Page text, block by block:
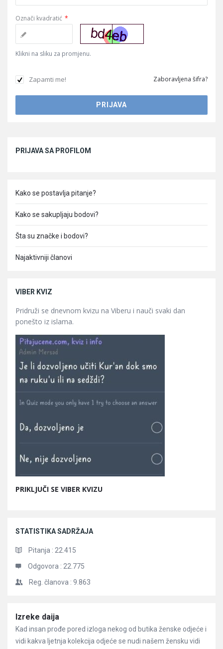
Označi kvadratić *
Klikni na sliku za promjenu.
Zapamti me! Zaboravljena šifra?
PRIJAVA SA PROFILOM
Kako se postavlja pitanje?
Kako se sakupljaju bodovi?
Šta su značke i bodovi?
Najaktivniji članovi
VIBER KVIZ
Pridruži se dnevnom kvizu na Viberu i nauči svaki dan
ponešto iz islama.
PRIKLJUČI SE VIBER KVIZU
STATISTIKA SADRŽAJA
Pitanja : 22.415
Odgovora : 22.775
Reg. članova : 9.863
Članci
Izreke daija
Kad insan prođe pored izloga nekog od butika ženske odjeće i
vidi kakva ljetnja kolekcija odjeće se nudi našem žensku vidi